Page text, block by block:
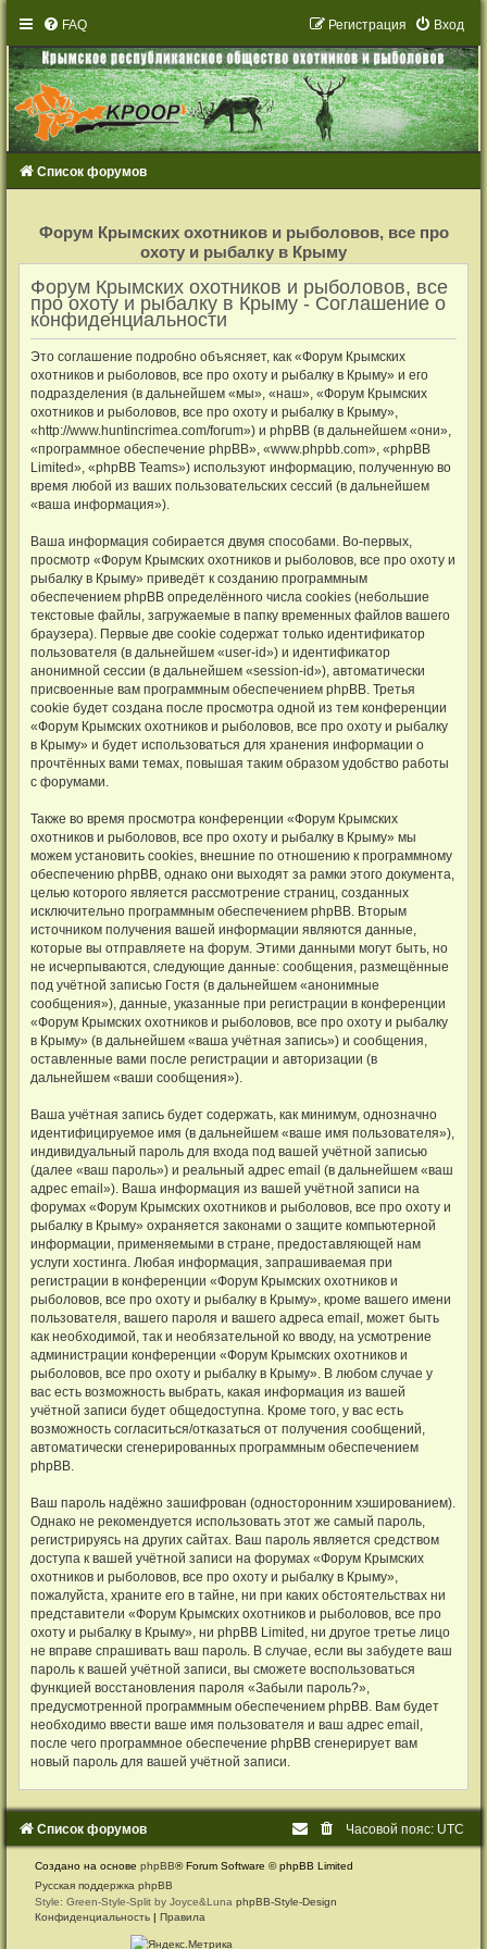
FAQ Вход
Регистрация
Список форумов
с
т
р
а
ц
Форум Крымских охотников и рыболовов, все про
охоту и рыбалку в Крыму
Форум Крымских охотников и рыболовов, все
про охоту и рыбалку в Крыму - Соглашение о
конфиденциальности
Это соглашение подробно объясняет, как «Форум Крымских
охотников и рыболовов, все про охоту и рыбалку в Крыму» и его
подразделения (в дальнейшем «мы», «наш», «Форум Крымских
охотников и рыболовов, все про охоту и рыбалку в Крыму»,
«http://www.huntincrimea.com/forum») и phpBB (в дальнейшем «они»,
«программное обеспечение phpBB», «www.phpbb.com», «phpBB
Limited», «phpBB Teams») используют информацию, полученную во
время любой из ваших пользовательских сессий (в дальнейшем
«ваша информация»).
Ваша информация собирается двумя способами. Во-первых,
просмотр «Форум Крымских охотников и рыболовов, все про охоту и
рыбалку в Крыму» приведёт к созданию программным
обеспечением phpBB определённого числа cookies (небольшие
текстовые файлы, загружаемые в папку временных файлов вашего
браузера). Первые две cookie содержат только идентификатор
пользователя (в дальнейшем «user-id») и идентификатор
анонимной сессии (в дальнейшем «session-id»), автоматически
присвоенные вам программным обеспечением phpBB. Третья
cookie будет создана после просмотра одной из тем конференции
«Форум Крымских охотников и рыболовов, все про охоту и рыбалку
в Крыму» и будет использоваться для хранения информации о
прочтённых вами темах, повышая таким образом удобство работы
с форумами.
Также во время просмотра конференции «Форум Крымских
охотников и рыболовов, все про охоту и рыбалку в Крыму» мы
можем установить cookies, внешние по отношению к программному
обеспечению phpBB, однако они выходят за рамки этого документа,
целью которого является рассмотрение страниц, созданных
исключительно программным обеспечением phpBB. Вторым
источником получения вашей информации являются данные,
которые вы отправляете на форум. Этими данными могут быть, но
не исчерпываются, следующие данные: сообщения, размещённые
под учётной записью Гостя (в дальнейшем «анонимные
сообщения»), данные, указанные при регистрации в конференции
«Форум Крымских охотников и рыболовов, все про охоту и рыбалку
в Крыму» (в дальнейшем «ваша учётная запись») и сообщения,
оставленные вами после регистрации и авторизации (в
дальнейшем «ваши сообщения»).
Ваша учётная запись будет содержать, как минимум, однозначно
идентифицируемое имя (в дальнейшем «ваше имя пользователя»),
индивидуальный пароль для входа под вашей учётной записью
(далее «ваш пароль») и реальный адрес email (в дальнейшем «ваш
адрес email»). Ваша информация из вашей учётной записи на
форумах «Форум Крымских охотников и рыболовов, все про охоту и
рыбалку в Крыму» охраняется законами о защите компьютерной
информации, применяемыми в стране, предоставляющей нам
услуги хостинга. Любая информация, запрашиваемая при
регистрации в конференции «Форум Крымских охотников и
рыболовов, все про охоту и рыбалку в Крыму», кроме вашего имени
пользователя, вашего пароля и вашего адреса email, может быть
как необходимой, так и необязательной ко вводу, на усмотрение
администрации конференции «Форум Крымских охотников и
рыболовов, все про охоту и рыбалку в Крыму». В любом случае у
вас есть возможность выбрать, какая информация из вашей
учётной записи будет общедоступна. Кроме того, у вас есть
возможность согласиться/отказаться от получения сообщений,
автоматически сгенерированных программным обеспечением
phpBB.
Ваш пароль надёжно зашифрован (односторонним хэшированием).
Однако не рекомендуется использовать этот же самый пароль,
регистрируясь на других сайтах. Ваш пароль является средством
доступа к вашей учётной записи на форумах «Форум Крымских
охотников и рыболовов, все про охоту и рыбалку в Крыму»,
пожалуйста, храните его в тайне, ни при каких обстоятельствах ни
представители «Форум Крымских охотников и рыболовов, все про
охоту и рыбалку в Крыму», ни phpBB Limited, ни другое третье лицо
не вправе спрашивать ваш пароль. В случае, если вы забудете ваш
пароль к вашей учётной записи, вы сможете воспользоваться
функцией восстановления пароля «Забыли пароль?»,
предусмотренной программным обеспечением phpBB. Вам будет
необходимо ввести ваше имя пользователя и ваш адрес email,
после чего программное обеспечение phpBB сгенерирует вам
новый пароль для вашей учётной записи.
Список форумов Часовой пояс: UTC
Создано на основеphpBB® Forum Software © phpBB Limited
Русская поддержка phpBB
Style: Green-Style-Split by Joyce&LunaphpBB-Style-Design
Конфиденциальность
Правила